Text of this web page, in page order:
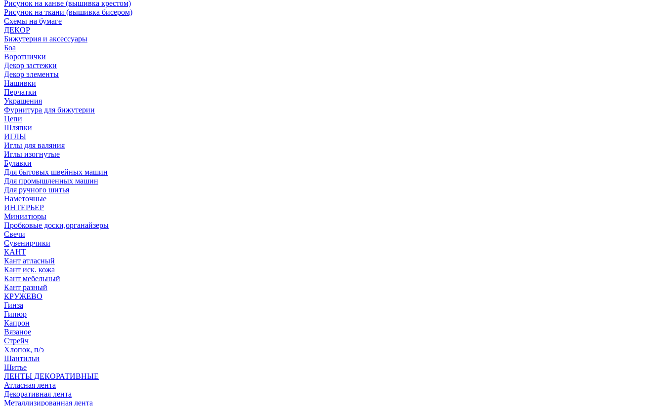
Рисунок на канве (вышивка крестом)
Рисунок на ткани (вышивка бисером)
Схемы на бумаге
ДЕКОР
Бижутерия и аксессуары
Боа
Воротнички
Декор застежки
Декор элементы
Нашивки
Перчатки
Украшения
Фурнитура для бижутерии
Цепи
Шляпки
ИГЛЫ
Иглы для валяния
Иглы изогнутые
Булавки
Для бытовых швейных машин
Для промышленных машин
Для ручного шитья
Наметочные
ИНТЕРЬЕР
Миниатюры
Пробковые доски,органайзеры
Свечи
Сувенирчики
КАНТ
Кант атласный
Кант иск. кожа
Кант мебельный
Кант разный
КРУЖЕВО
Гинза
Гипюр
Капрон
Вязаное
Стрейч
Хлопок, п/э
Шантильи
Шитье
ЛЕНТЫ ДЕКОРАТИВНЫЕ
Атласная лента
Декоративная лента
Металлизированная лента